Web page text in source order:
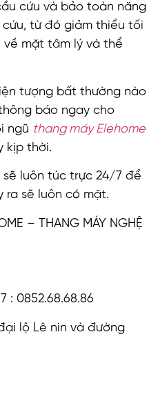
cứu và bảo toàn năng
từ đó giảm thiểu tối
mặt tâm lý và thể
tượng bất thường nào
báo ngay cho
ngũ thang máy Elehome
kịp thời.
sẽ luôn túc trực 24/7 để
ra sẽ luôn có mặt.
– THANG MÁY NGHỆ
: 0852.68.68.86
lộ Lê nin và đường